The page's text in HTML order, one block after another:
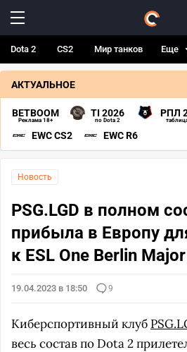
Dota 2 CS2 Мир танков Еще
АКТУАЛЬНОЕ
BETBOOM
Реклама 18+
TI 2026
по Dota 2
РПЛ
EWC CS2 EWC R6
Новость
PSG.LGD в полном
прибыла в Европу
к ESL One Berlin
19.04.2023 в 18:50 9
Киберспортивный клуб
весь состав по Dota 2